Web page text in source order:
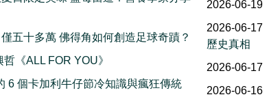
五十多萬 佛得角如何創造足球奇蹟？
《ALL FOR YOU》
6 個卡加利牛仔節冷知識與瘋狂傳統
2026-06-19
2026-06-17
歷史真相
2026-06-17
2026-06-16